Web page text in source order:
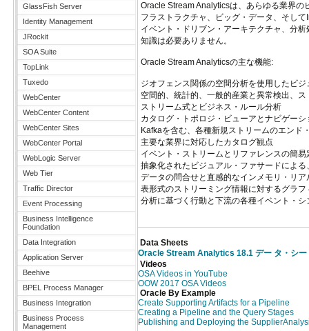
GlassFish Server
Identity Management
JRockit
SOA Suite
TopLink
Tuxedo
WebCenter
WebCenter Content
WebCenter Sites
WebCenter Portal
WebLogic Server
Web Tier
Traffic Director
Event Processing
Business Intelligence
Foundation
Data Integration
Application Server
Beehive
BPEL Process Manager
Business Integration
Business Process
Management
Oracle Stream Analyticsは、あらゆる業界
フラストラクチャ、ビッグ・データ、そし
イベント・ドリブン・アーキテクチャ、分
知識は必要ありません。
Oracle Stream Analyticsの主な機能:
ジオフェンス関係の空間分析を使用したビ
空間的、統計的、一般的産業と異常検出、
ストリーム式とビジネス・ルール分析
カタログ・トポロジ・ビューアとナビゲーシ
Kafkaを含む、各種新規ストリームのエンド
主要な業界に対応したカタログ観点
イベント・ストリームとリファレンスの簡易
抽象化されたビジュアル・ファサードによ
データの問合せと直感的なインメモリ・リ
表形式のストリーミング情報に対するグラフ
分析に基づく行動と下流の各種イベント・シ
Data Sheets
Oracle Stream Analytics 18.1 デー タ・シー
Videos
OSA Videos in YouTube
OOW 2017 OSA Videos
Oracle By Example
Create Supporting Artifacts for a Pipeline
Creating a Pipeline and the Query Stages
Publishing and Deploying the